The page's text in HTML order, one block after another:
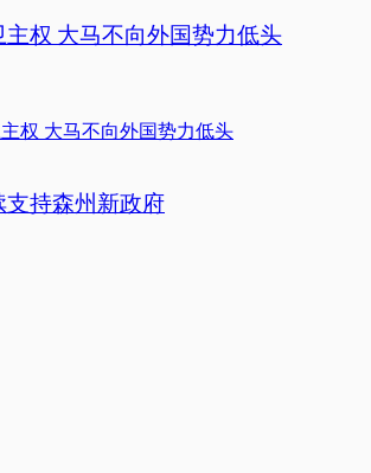
权 大马不向外国势力低头
持森州新政府